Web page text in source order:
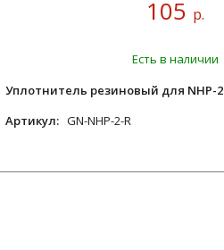
105 р.
Есть в наличии
Уплотнитель резиновый для NHP-2
Артикул: GN-NHP-2-R